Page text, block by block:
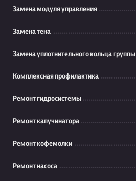
Замена модуля управления
Замена тена
Замена уплотнительного кольца группы
Комплексная профилактика
Ремонт гидросистемы
Ремонт капучинатора
Ремонт кофемолки
Ремонт насоса